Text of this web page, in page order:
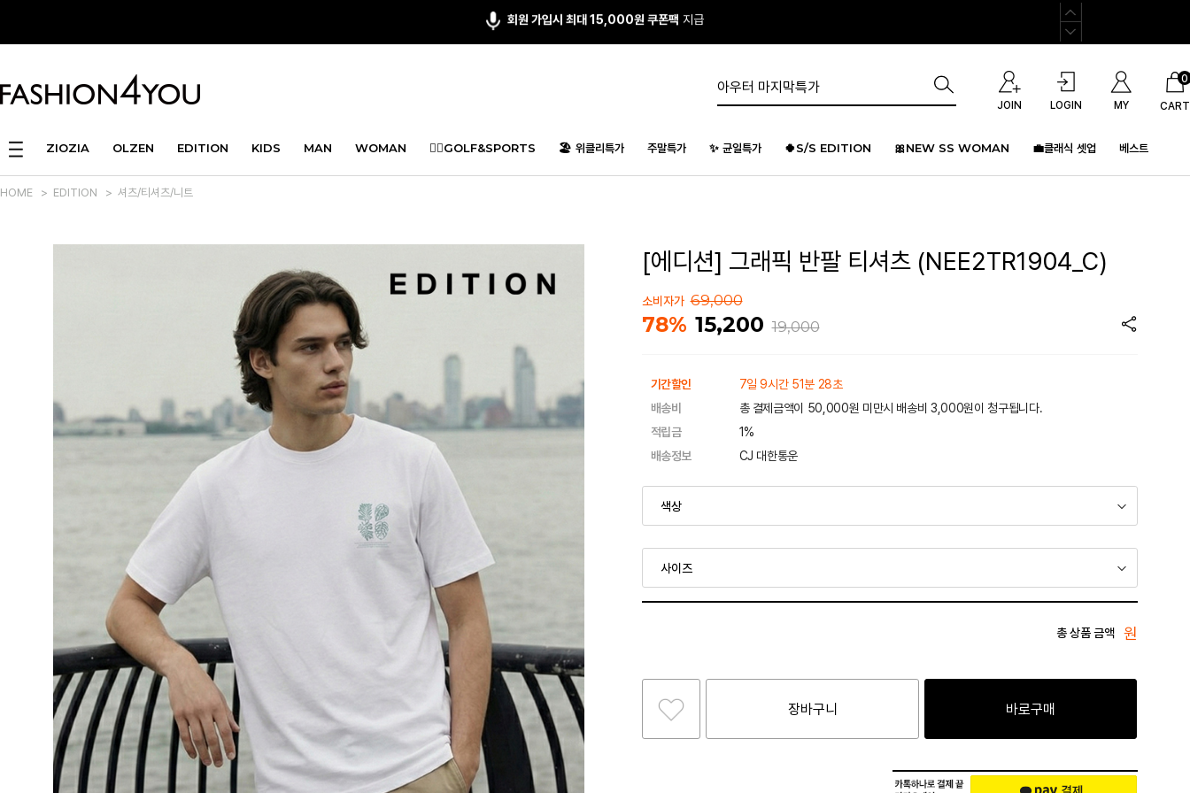
앱다운 3,000원쿠폰 증정
JOIN LOGIN MY CART
0
ZIOZIA OLZEN EDITION KIDS MAN WOMAN 🏌️‍♂️GOLF&SPORTS 🏖️ 위클리특가 주말특가 ✨ 균일특가 🍀S/S EDITION 🎀NEW SS WOMAN 💼클래식 셋업 베스트
HOME > EDITION > 셔츠/티셔츠/니트
[에디션] 그래픽 반팔 티셔츠 (NEE2TR1904_C)
소비자가 69,000
78% 15,200 19,000
기간할인
7일 9시간 51분 28초
배송비
총 결제금액이 50,000원 미만시 배송비 3,000원이 청구됩니다.
적립금
1%
배송정보
CJ 대한통운
총 상품 금액 원
장바구니 바로구매